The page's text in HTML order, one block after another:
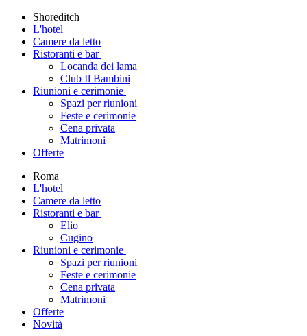
Shoreditch
L'hotel
Camere da letto
Ristoranti e bar
Locanda dei lama
Club Il Bambini
Riunioni e cerimonie
Spazi per riunioni
Feste e cerimonie
Cena privata
Matrimoni
Offerte
Roma
L'hotel
Camere da letto
Ristoranti e bar
Elio
Cugino
Riunioni e cerimonie
Spazi per riunioni
Feste e cerimonie
Cena privata
Matrimoni
Offerte
Novità